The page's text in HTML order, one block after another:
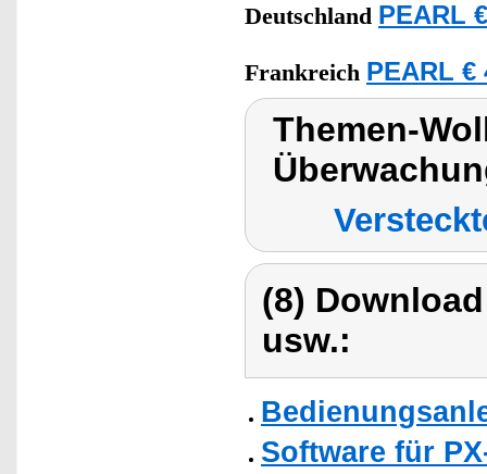
Deutschland PEARL
Frankreich PEARL €
Themen-
(8)
usw.:
Software für